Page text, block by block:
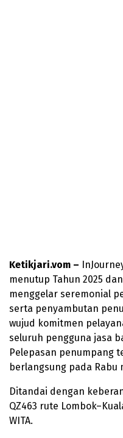
Ketikjari.vom –
menutup Tahun 2025
menggelar seremonial
serta penyambutan
wujud komitmen
seluruh pengguna jasa
Pelepasan penumpang
berlangsung pada Rabu
Ditandai dengan
QZ463 rute
WITA.